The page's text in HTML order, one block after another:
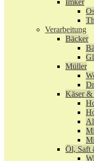
Imker
Verarbeitung
Bäcker
Müller
Käser
Öl, Saft